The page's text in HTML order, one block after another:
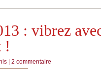
: vibrez
!
2 commentaire